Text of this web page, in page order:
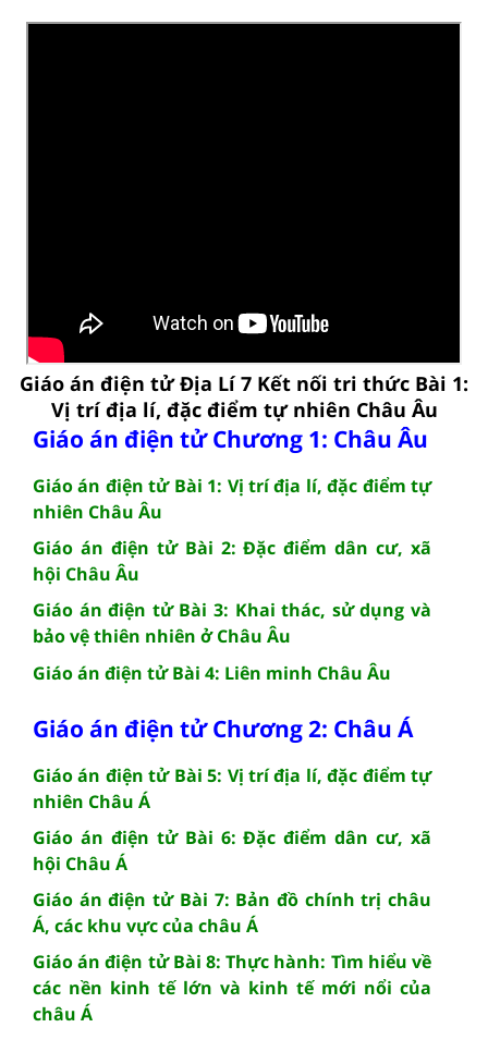
Giáo án điện tử Địa Lí 7 Kết nối tri thức Bài 1:
Vị trí địa lí, đặc điểm tự nhiên Châu Âu
Giáo án điện tử Chương 1: Châu Âu
Giáo án điện tử Bài 1: Vị trí địa lí, đặc điểm tự
nhiên Châu Âu
Giáo án điện tử Bài 2: Đặc điểm dân cư, xã
hội Châu Âu
Giáo án điện tử Bài 3: Khai thác, sử dụng và
bảo vệ thiên nhiên ở Châu Âu
Giáo án điện tử Bài 4: Liên minh Châu Âu
Giáo án điện tử Chương 2: Châu Á
Giáo án điện tử Bài 5: Vị trí địa lí, đặc điểm tự
nhiên Châu Á
Giáo án điện tử Bài 6: Đặc điểm dân cư, xã
hội Châu Á
Giáo án điện tử Bài 7: Bản đồ chính trị châu
Á, các khu vực của châu Á
Giáo án điện tử Bài 8: Thực hành: Tìm hiểu về
các nền kinh tế lớn và kinh tế mới nổi của
châu Á